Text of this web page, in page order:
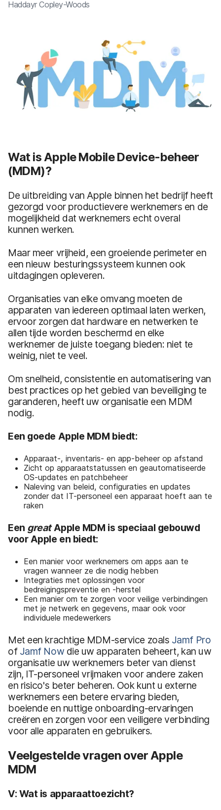
Haddayr Copley-Woods
Wat is Apple Mobile Device-beheer
(MDM)?
De uitbreiding van Apple binnen het bedrijf heeft
gezorgd voor productievere werknemers en de
mogelijkheid dat werknemers echt overal
kunnen werken.
Maar meer vrijheid, een groeiende perimeter en
een nieuw besturingssysteem kunnen ook
uitdagingen opleveren.
Organisaties van elke omvang moeten de
apparaten van iedereen optimaal laten werken,
ervoor zorgen dat hardware en netwerken te
allen tijde worden beschermd en elke
werknemer de juiste toegang bieden: niet te
weinig, niet te veel.
Om snelheid, consistentie en automatisering van
best practices op het gebied van beveiliging te
garanderen, heeft uw organisatie een MDM
nodig.
Een goede Apple MDM biedt:
Apparaat-, inventaris- en app-beheer op afstand
Zicht op apparaatstatussen en geautomatiseerde
OS-updates en patchbeheer
Naleving van beleid, configuraties en updates
zonder dat IT-personeel een apparaat hoeft aan te
raken
Een greatApple MDM is speciaal gebouwd
voor Apple en biedt:
Een manier voor werknemers om apps aan te
vragen wanneer ze die nodig hebben
Integraties met oplossingen voor
bedreigingspreventie en -herstel
Een manier om te zorgen voor veilige verbindingen
met je netwerk en gegevens, maar ook voor
individuele medewerkers
Met een krachtige MDM-service zoals Jamf Pro
of Jamf Now die uw apparaten beheert, kan uw
organisatie uw werknemers beter van dienst
zijn, IT-personeel vrijmaken voor andere zaken
en risico's beter beheren. Ook kunt u externe
werknemers een betere ervaring bieden,
boeiende en nuttige onboarding-ervaringen
creëren en zorgen voor een veiligere verbinding
voor alle apparaten en gebruikers.
Veelgestelde vragen over Apple
MDM
V: Wat is apparaattoezicht?